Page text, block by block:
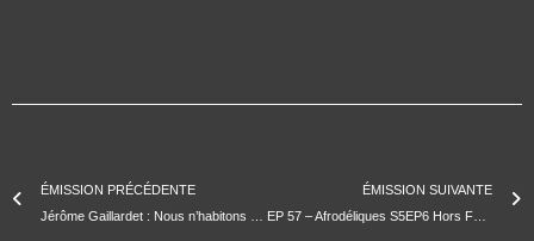
ÉMISSION PRÉCÉDENTE
ÉMISSION SUIVANTE
EP 57 – Afrodéliques S5EP6 Hors Format – Le Coton Club